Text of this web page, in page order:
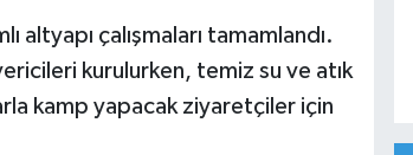
altyapı çalışmaları tamamlandı.
kurulurken, temiz su ve atık
kamp yapacak ziyaretçiler için